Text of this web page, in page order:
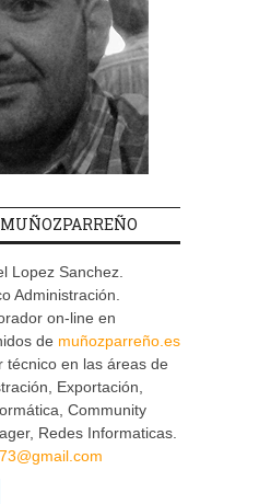
Lopez Sanchez.
Administración.
on-line en
de muñozparreño.es
técnico en las áreas de
Exportación,
Community
Redes Informaticas.